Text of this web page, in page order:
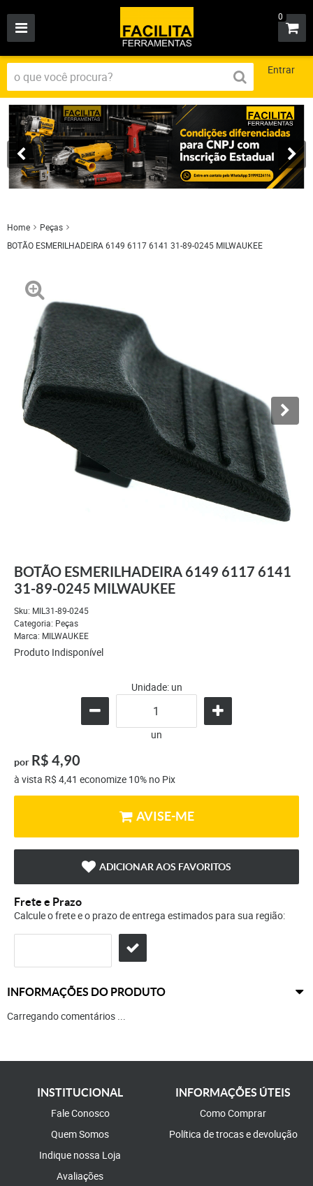
0
Entrar
Home
Peças
BOTÃO ESMERILHADEIRA 6149 6117 6141 31-89-0245 MILWAUKEE
BOTÃO ESMERILHADEIRA 6149 6117 6141
31-89-0245 MILWAUKEE
Sku: MIL31-89-0245
Categoria: Peças
Marca: MILWAUKEE
Produto Indisponível
Unidade: un
un
por R$ 4,90
à vista R$ 4,41 economize 10% no Pix
AVISE-ME
ADICIONAR AOS FAVORITOS
Frete e Prazo
Calcule o frete e o prazo de entrega estimados para sua região:
INFORMAÇÕES DO PRODUTO
Carregando comentários ...
INSTITUCIONAL
Fale Conosco
Quem Somos
Indique nossa Loja
Avaliações
INFORMAÇÕES ÚTEIS
Como Comprar
Política de trocas e devolução